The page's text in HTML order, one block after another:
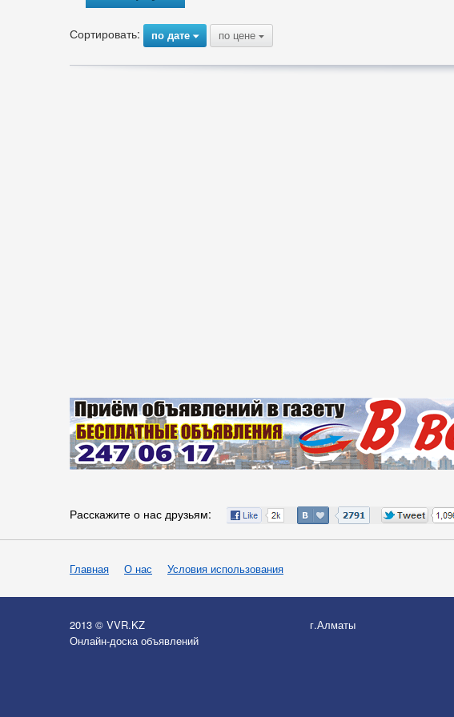
Сортировать: по дате{ по цене {
Расскажите о нас друзьям:
Главная О нас Условия использования
2013 © VVR.KZ
Онлайн-доска объявлений
г.Алматы